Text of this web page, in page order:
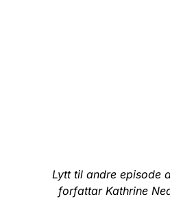
Lytt til andre episode
forfattar Kathrine